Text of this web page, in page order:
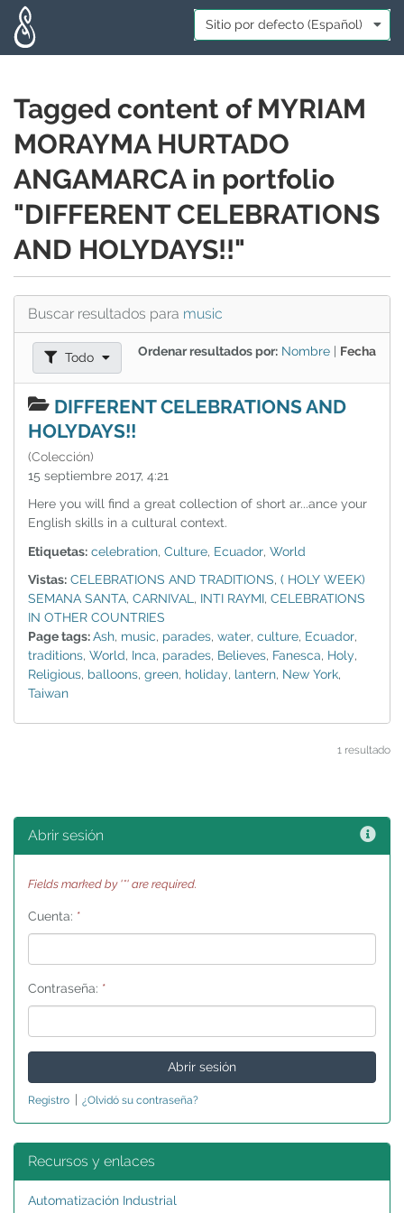
Idioma:
Tagged content of MYRIAM
MORAYMA HURTADO
ANGAMARCA in portfolio
"DIFFERENT CELEBRATIONS
AND HOLYDAYS!!"
Buscar resultados para music
Ordenar resultados por: Nombre | Fecha
Filtrar resultados como:
Todo
DIFFERENT CELEBRATIONS AND
HOLYDAYS!!
(Colección)
15 septiembre 2017, 4:21
Here you will find a great collection of short ar...ance your
English skills in a cultural context.
Etiquetas: celebration, Culture, Ecuador, World
Vistas: CELEBRATIONS AND TRADITIONS, ( HOLY WEEK)
SEMANA SANTA, CARNIVAL , INTI RAYMI, CELEBRATIONS
IN OTHER COUNTRIES
Page tags:Ash, music, parades, water, culture, Ecuador,
traditions, World, Inca, parades, Believes, Fanesca, Holy,
Religious, balloons, green, holiday, lantern, New York,
Taiwan
1 resultado
Abrir sesión
Fields marked by '*' are required.
Cuenta: *
Contraseña: *
Registro | ¿Olvidó su contraseña?
Recursos y enlaces
Automatización Industrial